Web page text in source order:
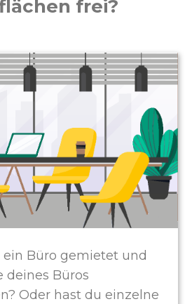
frei?
ein Büro gemietet und
deines Büros
Oder hast du einzelne